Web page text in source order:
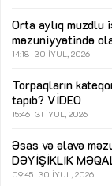
Orta aylıq muzdlu
məzuniyyətində
14:18 30 İYUL, 2026
Torpaqların
tapıb? VİDEO
15:46 31 İYUL, 2026
Əsas və əlavə
DƏYİŞİKLİK
09:45 30 İYUL, 2026